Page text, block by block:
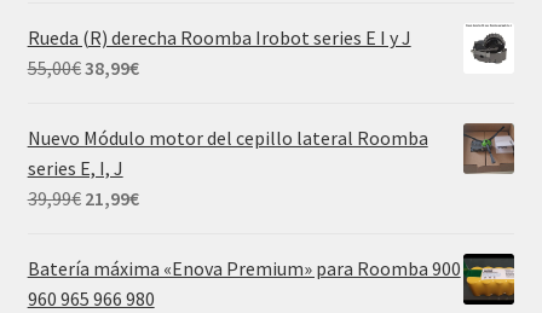
original
era:
55,00€.
actual
Rueda (R) derecha Roomba Irobot series E I y J
55,00€ El
original
era:
55,00€.
38,99€El
Nuevo Módulo motor del cepillo lateral Roomba
series E, I, J
39,99€ El
original
era:
21,99€El
actual
es:
Batería máxima «Enova Premium» para Roomba 900
960 965 966 980